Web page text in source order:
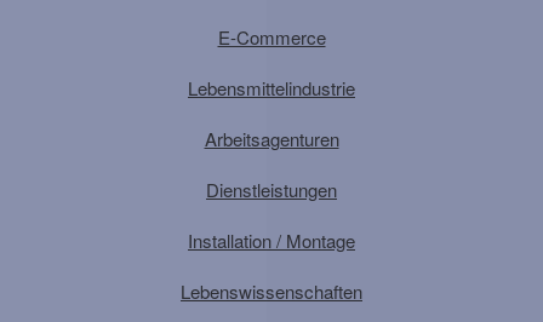
E-Commerce
Lebensmittelindustrie
Arbeitsagenturen
Dienstleistungen
Installation / Montage
Lebenswissenschaften